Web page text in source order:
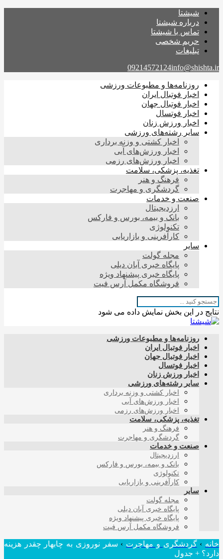
شیشتا
درباره شیشتا
تماس با شیشتا
حریم شخصی
تبلیغات
09214572124info@shishta.ir
روزنامه‌ها و مطبوعات ورزشی
اخبار فوتبال ایران
اخبار فوتبال جهان
اخبار فوتسال
اخبار ورزش زنان
سایر رشته‌های ورزشی
اخبار کشتی و وزنه برداری
اخبار ورزش‌های آبی
اخبار ورزش‌های رزمی
تغذیه، پزشکی، سلامت
فرهنگ و هنر
گردشگری و مهاجرت
صنعت و خدمات
ارزدیجیتال
بانک و بیمه، بورس و فارکس
تکنولوژی
کارآفرینی و بازاریابی
سایر
مجله گولت
پایگاه خبری آبان دیلی
پایگاه خبری پیشنهاد ویژه
فروشگاه مکمل آرس فیت
نتایج در این بخش نمایش داده می شود
روزنامه‌ها و مطبوعات ورزشی
اخبار فوتبال ایران
اخبار فوتبال جهان
اخبار فوتسال
اخبار ورزش زنان
سایر رشته‌های ورزشی
اخبار کشتی و وزنه برداری
اخبار ورزش‌های آبی
اخبار ورزش‌های رزمی
تغذیه، پزشکی، سلامت
فرهنگ و هنر
گردشگری و مهاجرت
صنعت و خدمات
ارزدیجیتال
بانک و بیمه، بورس و فارکس
تکنولوژی
کارآفرینی و بازاریابی
سایر
مجله گولت
پایگاه خبری آبان دیلی
پایگاه خبری پیشنهاد ویژه
فروشگاه مکمل آرس فیت
خانه ›گردشگری و مهاجرت › سفر نوروزی به چابهار چقدر هزینه
دارد؟ + جدول